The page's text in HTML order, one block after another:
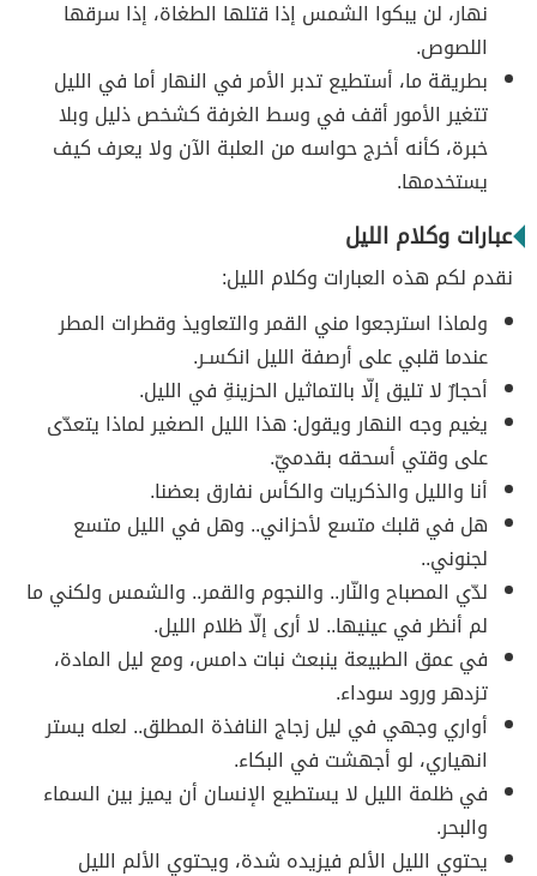
نهار، لن يبكوا الشمس إذا قتلها الطغاة، إذا سرقها
اللصوص.
بطريقة ما، أستطيع تدبر الأمر في النهار أما في الليل
تتغير الأمور أقف في وسط الغرفة كشخص ذليل وبلا
خبرة، كأنه أخرج حواسه من العلبة الآن ولا يعرف كيف
يستخدمها.
عبارات وكلام الليل
نقدم لكم هذه العبارات وكلام الليل:
ولماذا استرجعوا مني القمر والتعاويذ وقطرات المطر
عندما قلبي على أرصفة الليل انكسـر.
أحجارٌ لا تليق إلّا بالتماثيل الحزينةِ في الليل.
يغيم وجه النهار ويقول: هذا الليل الصغير لماذا يتعدّى
على وقتي أسحقه بقدميّ.
أنا والليل والذكريات والكأس نفارق بعضنا.
هل في قلبك متسع لأحزاني.. وهل في الليل متسع
لجنوني..
لدّي المصباح والنّار.. والنجوم والقمر.. والشمس ولكني ما
لم أنظر في عينيها.. لا أرى إلّا ظلام الليل.
في عمق الطبيعة ينبعث نبات دامس، ومع ليل المادة،
تزدهر ورود سوداء.
أواري وجهي في ليل زجاج النافذة المطلق.. لعله يستر
انهياري، لو أجهشت في البكاء.
في ظلمة الليل لا يستطيع الإنسان أن يميز بين السماء
والبحر.
يحتوي الليل الألم فيزيده شدة، ويحتوي الألم الليل